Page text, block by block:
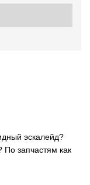
эскалейд?
По запчастям как